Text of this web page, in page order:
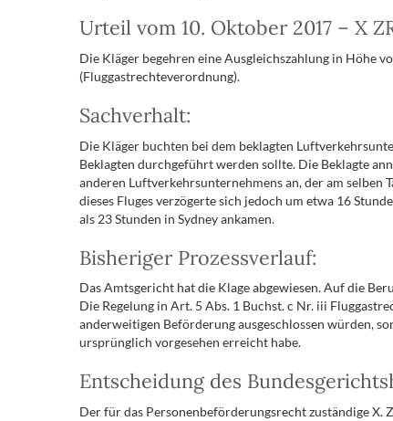
Urteil vom 10. Oktober 2017 – X
Die Kläger begehren eine Ausgleichszahlung in Höhe
(Fluggastrechteverordnung).
Sachverhalt:
Die Kläger buchten bei dem beklagten
Beklagten durchgeführt werden sollte. Die Beklagte
anderen Luftverkehrsunternehmens an, der am selben
dieses Fluges verzögerte sich jedoch um etwa 16
als 23 Stunden in Sydney ankamen.
Bisheriger Prozessverlauf:
Das Amtsgericht hat die Klage abgewiesen. Auf die
Die Regelung in Art. 5 Abs. 1 Buchst. c Nr. iii
anderweitigen Beförderung ausgeschlossen würden,
ursprünglich vorgesehen erreicht habe.
Entscheidung des
Der für das Personenbeförderungsrecht zuständige X.